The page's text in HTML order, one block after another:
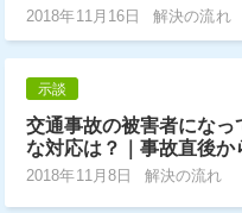
2018年11月16日 解決の流れ
示談
交通事故の被害者になっ
な対応は？｜事故直後か
2018年11月8日 解決の流れ